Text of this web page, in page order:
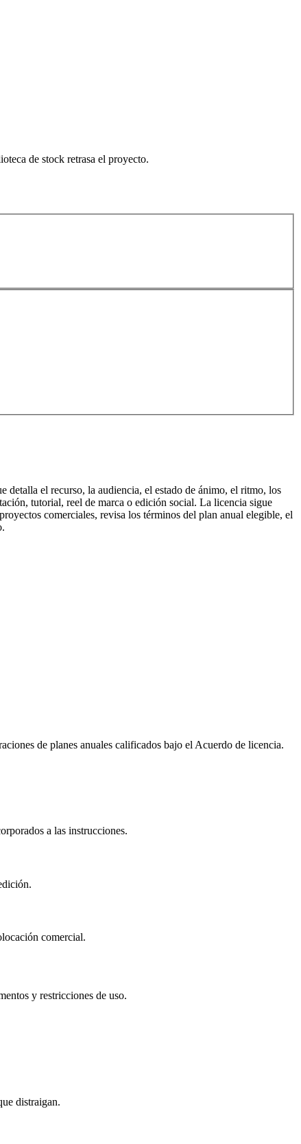
de stock retrasa el proyecto.
detalla el recurso, la audiencia, el estado de ánimo, el ritmo, los
tutorial, reel de marca o edición social. La licencia sigue
comerciales, revisa los términos del plan anual elegible, el
de planes anuales calificados bajo el Acuerdo de licencia.
a las instrucciones.
comercial.
y restricciones de uso.
distraigan.